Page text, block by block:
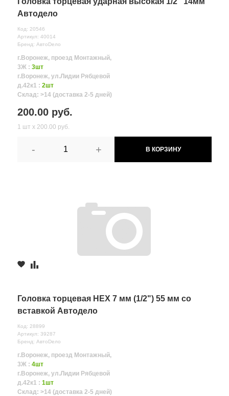
Автодело
Код: 20546
Артикул: 40014
Бренд: АвтоDело
г.Воронеж, проезд Монтажный,
3Ж : 3шт
г.Воронеж, ул.Лидии Рябцевой
д.42к1 : 2шт
Склад: >14 (доставка 2-5 дней)
200.00 руб.
1 шт х 200.00 руб.
- + В КОРЗИНУ
Головка торцевая HEX 7 мм (1/2") 55 мм со
вставкой Автодело
Код: 28899
Артикул: 39287
Бренд: АвтоDело
г.Воронеж, проезд Монтажный,
3Ж : 4шт
г.Воронеж, ул.Лидии Рябцевой
д.42к1 : 1шт
Склад: >14 (доставка 2-5 дней)